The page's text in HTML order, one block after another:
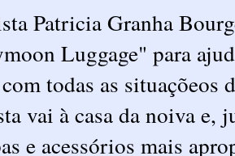
Patricia Granha
Luggage" para
todas as situaçõeos
vai à casa da noiva e,
e acessórios mais